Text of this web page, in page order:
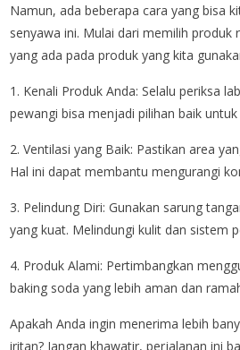
Namun, ada beberapa cara yang bisa
senyawa ini. Mulai dari memilih
yang ada pada produk yang kita
1. Kenali Produk Anda: Selalu periksa
pewangi bisa menjadi pilihan baik
2. Ventilasi yang Baik: Pastikan area
Hal ini dapat membantu mengurangi
3. Pelindung Diri: Gunakan sarung
yang kuat. Melindungi kulit dan sistem
4. Produk Alami: Pertimbangkan
baking soda yang lebih aman dan
Apakah Anda ingin menerima lebih
iritan? Jangan khawatir, perjalanan ini